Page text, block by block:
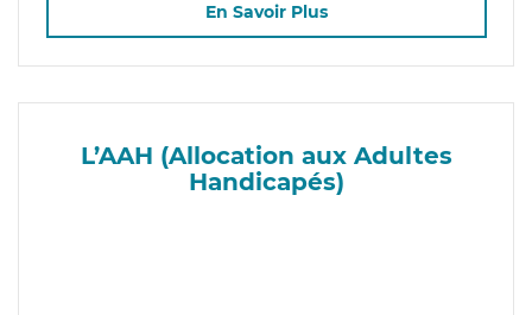
En Savoir Plus
L’AAH (Allocation aux Adultes
Handicapés)